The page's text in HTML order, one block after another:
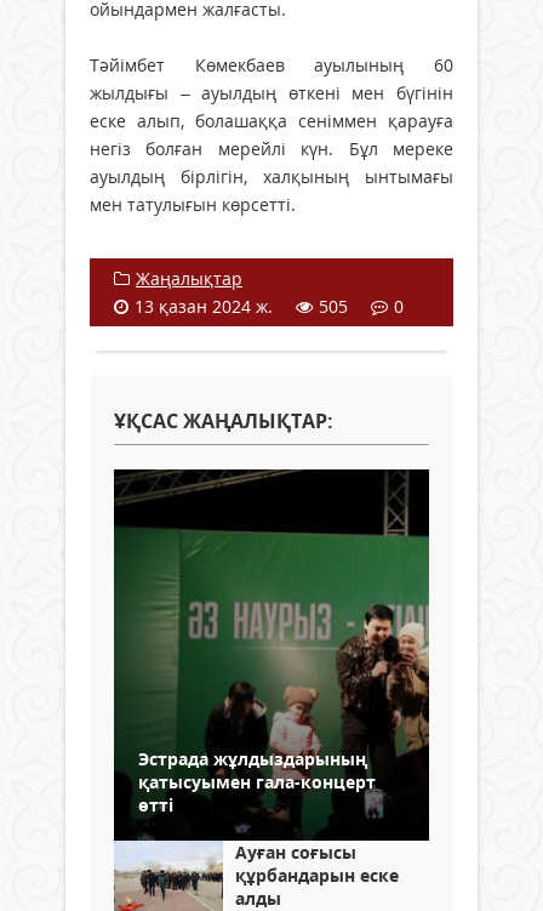
ойындармен жалғасты.
Тәйімбет Көмекбаев ауылының 60
жылдығы – ауылдың өткені мен бүгінін
еске алып, болашаққа сеніммен қарауға
негіз болған мерейлі күн. Бұл мереке
ауылдың бірлігін, халқының ынтымағы
мен татулығын көрсетті.
Жаңалықтар
13 қазан 2024 ж.
505 0
ҰҚСАС ЖАҢАЛЫҚТАР:
Эстрада жұлдыздарының
қатысуымен гала-концерт
өтті
Ауған соғысы
құрбандарын еске
алды